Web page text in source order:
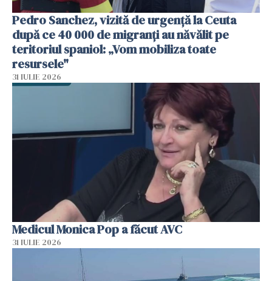
Pedro Sanchez, vizită de urgență la Ceuta
după ce 40 000 de migranți au năvălit pe
teritoriul spaniol: „Vom mobiliza toate
resursele"
31 IULIE 2026
Medicul Monica Pop a făcut AVC
31 IULIE 2026